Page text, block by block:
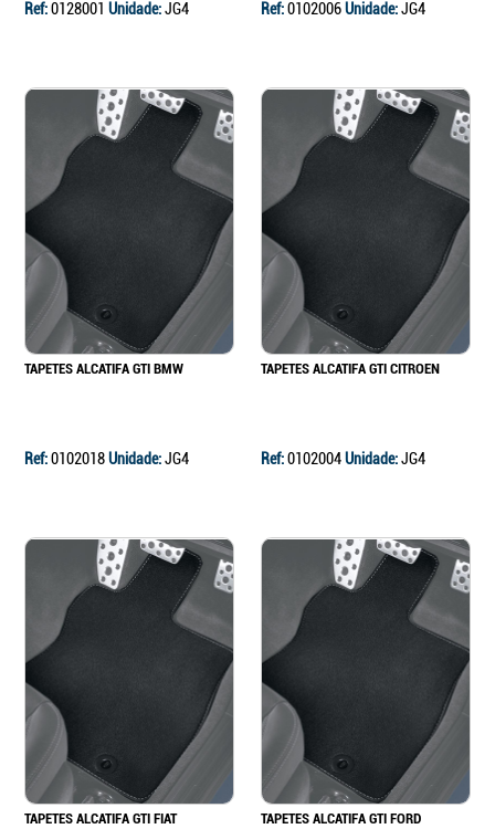
Ref:0128001 Unidade:JG4 Ref:0102006Unidade:JG4
TAPETES ALCATIFA GTI BMW
Ref:0102018Unidade:JG4
TAPETES ALCATIFA GTI CITROEN
Ref:0102004Unidade:JG4
TAPETES ALCATIFA GTI FIAT TAPETES ALCATIFA GTI FORD